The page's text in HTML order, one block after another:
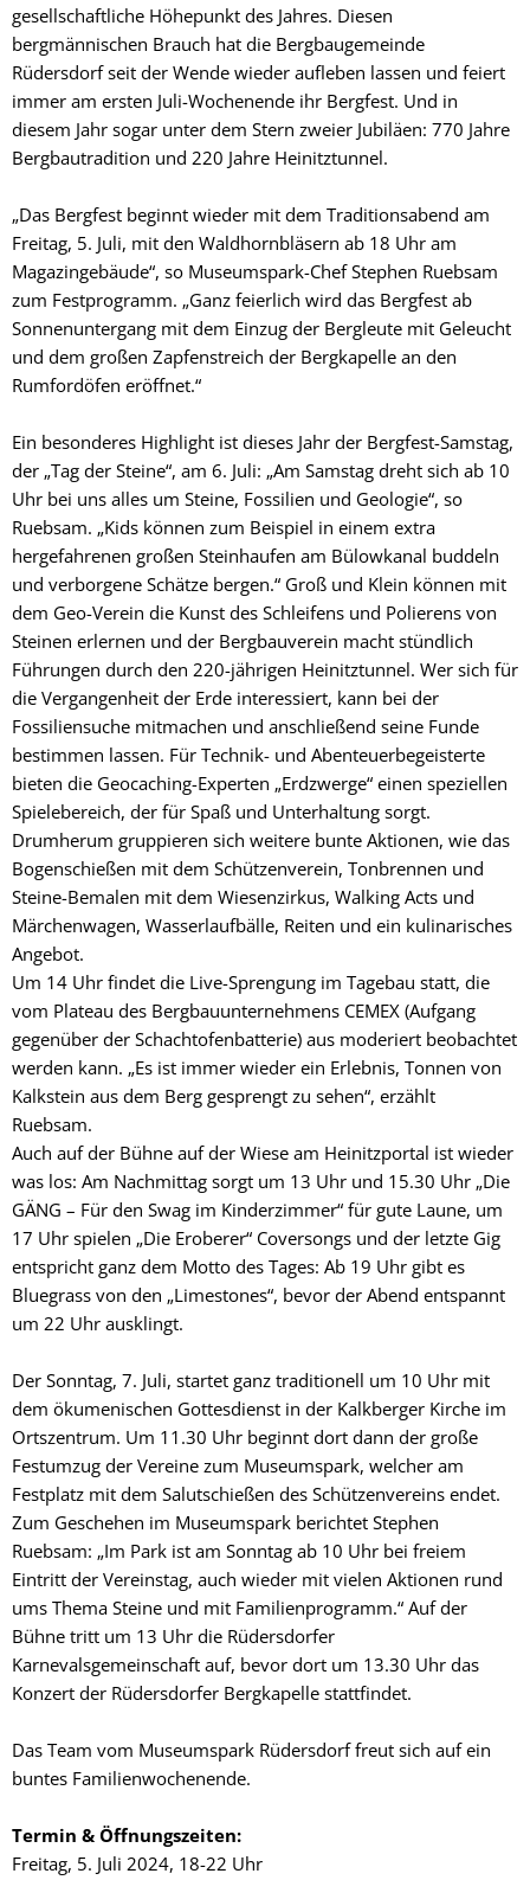
gesellschaftliche Höhepunkt des Jahres. Diesen
bergmännischen Brauch hat die Bergbaugemeinde
Rüdersdorf seit der Wende wieder aufleben lassen und feiert
immer am ersten Juli-Wochenende ihr Bergfest. Und in
diesem Jahr sogar unter dem Stern zweier Jubiläen: 770 Jahre
Bergbautradition und 220 Jahre Heinitztunnel.
„Das Bergfest beginnt wieder mit dem Traditionsabend am
Freitag, 5. Juli, mit den Waldhornbläsern ab 18 Uhr am
Magazingebäude“, so Museumspark-Chef Stephen Ruebsam
zum Festprogramm. „Ganz feierlich wird das Bergfest ab
Sonnenuntergang mit dem Einzug der Bergleute mit Geleucht
und dem großen Zapfenstreich der Bergkapelle an den
Rumfordöfen eröffnet.“
Ein besonderes Highlight ist dieses Jahr der Bergfest-Samstag,
der „Tag der Steine“, am 6. Juli: „Am Samstag dreht sich ab 10
Uhr bei uns alles um Steine, Fossilien und Geologie“, so
Ruebsam. „Kids können zum Beispiel in einem extra
hergefahrenen großen Steinhaufen am Bülowkanal buddeln
und verborgene Schätze bergen.“ Groß und Klein können mit
dem Geo-Verein die Kunst des Schleifens und Polierens von
Steinen erlernen und der Bergbauverein macht stündlich
Führungen durch den 220-jährigen Heinitztunnel. Wer sich für
die Vergangenheit der Erde interessiert, kann bei der
Fossiliensuche mitmachen und anschließend seine Funde
bestimmen lassen. Für Technik- und Abenteuerbegeisterte
bieten die Geocaching-Experten „Erdzwerge“ einen speziellen
Spielebereich, der für Spaß und Unterhaltung sorgt.
Drumherum gruppieren sich weitere bunte Aktionen, wie das
Bogenschießen mit dem Schützenverein, Tonbrennen und
Steine-Bemalen mit dem Wiesenzirkus, Walking Acts und
Märchenwagen, Wasserlaufbälle, Reiten und ein kulinarisches
Angebot.
Um 14 Uhr findet die Live-Sprengung im Tagebau statt, die
vom Plateau des Bergbauunternehmens CEMEX (Aufgang
gegenüber der Schachtofenbatterie) aus moderiert beobachtet
werden kann. „Es ist immer wieder ein Erlebnis, Tonnen von
Kalkstein aus dem Berg gesprengt zu sehen“, erzählt
Ruebsam.
Auch auf der Bühne auf der Wiese am Heinitzportal ist wieder
was los: Am Nachmittag sorgt um 13 Uhr und 15.30 Uhr „Die
GÄNG – Für den Swag im Kinderzimmer“ für gute Laune, um
17 Uhr spielen „Die Eroberer“ Coversongs und der letzte Gig
entspricht ganz dem Motto des Tages: Ab 19 Uhr gibt es
Bluegrass von den „Limestones“, bevor der Abend entspannt
um 22 Uhr ausklingt.
Der Sonntag, 7. Juli, startet ganz traditionell um 10 Uhr mit
dem ökumenischen Gottesdienst in der Kalkberger Kirche im
Ortszentrum. Um 11.30 Uhr beginnt dort dann der große
Festumzug der Vereine zum Museumspark, welcher am
Festplatz mit dem Salutschießen des Schützenvereins endet.
Zum Geschehen im Museumspark berichtet Stephen
Ruebsam: „Im Park ist am Sonntag ab 10 Uhr bei freiem
Eintritt der Vereinstag, auch wieder mit vielen Aktionen rund
ums Thema Steine und mit Familienprogramm.“ Auf der
Bühne tritt um 13 Uhr die Rüdersdorfer
Karnevalsgemeinschaft auf, bevor dort um 13.30 Uhr das
Konzert der Rüdersdorfer Bergkapelle stattfindet.
Das Team vom Museumspark Rüdersdorf freut sich auf ein
buntes Familienwochenende.
Termin & Öffnungszeiten:
Freitag, 5. Juli 2024, 18-22 Uhr